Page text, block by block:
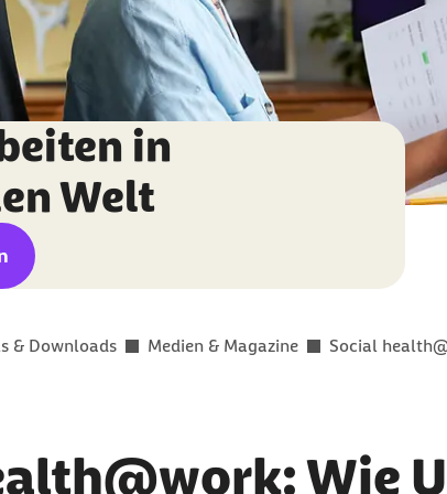
in
Welt
& Downloads Medien & Magazine Social
Wie